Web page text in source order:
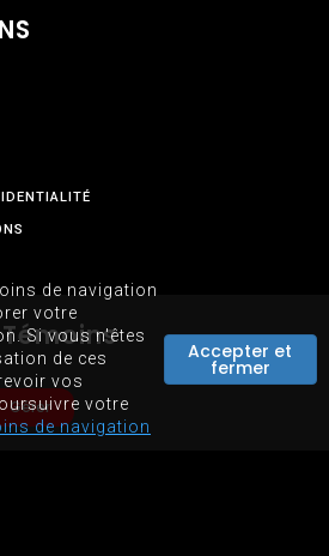
de navigation
votre
Si vous n'êtes
de ces
vos
votre
de navigation
Accepter et
fermer
Gérer